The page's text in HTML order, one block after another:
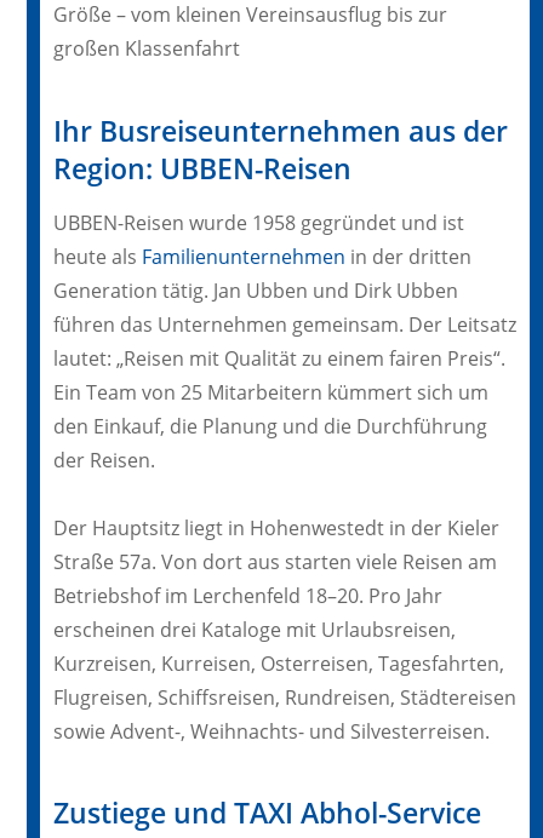
Größe – vom kleinen Vereinsausflug bis zur
großen Klassenfahrt
Ihr Busreiseunternehmen aus der
Region: UBBEN-Reisen
UBBEN-Reisen wurde 1958 gegründet und ist
heute als Familienunternehmen in der dritten
Generation tätig. Jan Ubben und Dirk Ubben
führen das Unternehmen gemeinsam. Der Leitsatz
lautet: „Reisen mit Qualität zu einem fairen Preis“.
Ein Team von 25 Mitarbeitern kümmert sich um
den Einkauf, die Planung und die Durchführung
der Reisen.
Der Hauptsitz liegt in Hohenwestedt in der Kieler
Straße 57a. Von dort aus starten viele Reisen am
Betriebshof im Lerchenfeld 18–20. Pro Jahr
erscheinen drei Kataloge mit Urlaubsreisen,
Kurzreisen, Kurreisen, Osterreisen, Tagesfahrten,
Flugreisen, Schiffsreisen, Rundreisen, Städtereisen
sowie Advent-, Weihnachts- und Silvesterreisen.
Zustiege und TAXI Abhol-Service